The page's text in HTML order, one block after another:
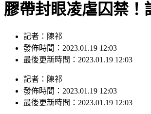
膠帶封眼凌虐囚禁
記者：陳祁
發佈時間：2023.01.19 12:03
最後更新時間：2023.01.19 12:03
記者 ： 陳祁
發佈時間： 2023.01.19 12:03
最後更新時間： 2023.01.19 12:03